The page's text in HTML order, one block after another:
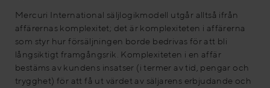
Mercuri International säljlogikmodell utgår alltså ifrån
affärernas komplexitet; det är komplexiteten i affärerna
som styr hur försäljningen borde bedrivas för att bli
långsiktigt framgångsrik. Komplexiteten i en affär
bestäms av kundens insatser (i termer av tid, pengar och
trygghet) för att få ut värdet av säljarens erbjudande och